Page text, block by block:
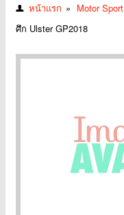
หน้าแรก » Motor Sport
ศึก Ulster GP2018